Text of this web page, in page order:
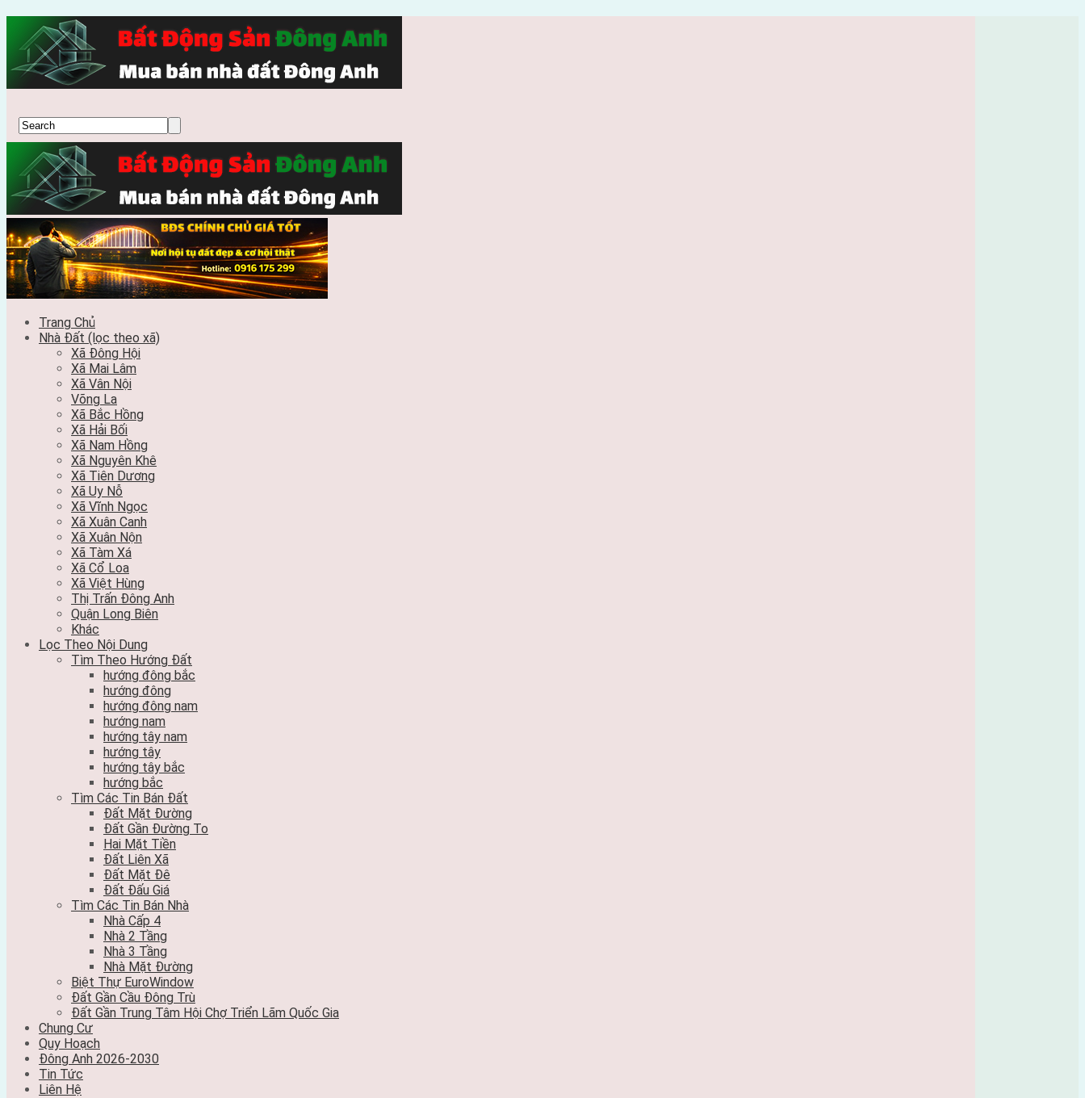
Trang Chủ
Nhà Đất (lọc theo xã)
Xã Đông Hội
Xã Mai Lâm
Xã Vân Nội
Võng La
Xã Bắc Hồng
Xã Hải Bối
Xã Nam Hồng
Xã Nguyên Khê
Xã Tiên Dương
Xã Uy Nỗ
Xã Vĩnh Ngọc
Xã Xuân Canh
Xã Xuân Nộn
Xã Tàm Xá
Xã Cổ Loa
Xã Việt Hùng
Thị Trấn Đông Anh
Quận Long Biên
Khác
Lọc Theo Nội Dung
Tìm Theo Hướng Đất
hướng đông bắc
hướng đông
hướng đông nam
hướng nam
hướng tây nam
hướng tây
hướng tây bắc
hướng bắc
Tìm Các Tin Bán Đất
Đất Mặt Đường
Đất Gần Đường To
Hai Mặt Tiền
Đất Liên Xã
Đất Mặt Đê
Đất Đấu Giá
Tìm Các Tin Bán Nhà
Nhà Cấp 4
Nhà 2 Tầng
Nhà 3 Tầng
Nhà Mặt Đường
Biệt Thự EuroWindow
Đất Gần Cầu Đông Trù
Đất Gần Trung Tâm Hội Chợ Triển Lãm Quốc Gia
Chung Cư
Quy Hoạch
Đông Anh 2026-2030
Tin Tức
Liên Hệ